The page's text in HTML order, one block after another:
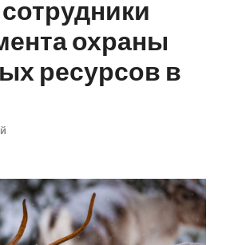
охраны
ресурсов в